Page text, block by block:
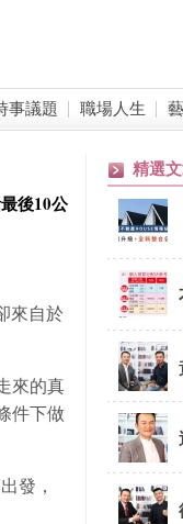
事議題 職場人生
後10公
來自於
來的真
件下做
發，
精選